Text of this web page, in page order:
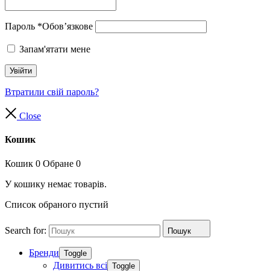
Пароль *Обов’язкове
Запам'ятати мене
Увійти
Втратили свій пароль?
Close
Кошик
Кошик 0 Обране 0
У кошику немає товарів.
Список обраного пустий
Search for: Пошук
Бренди Toggle
Дивитись всі Toggle